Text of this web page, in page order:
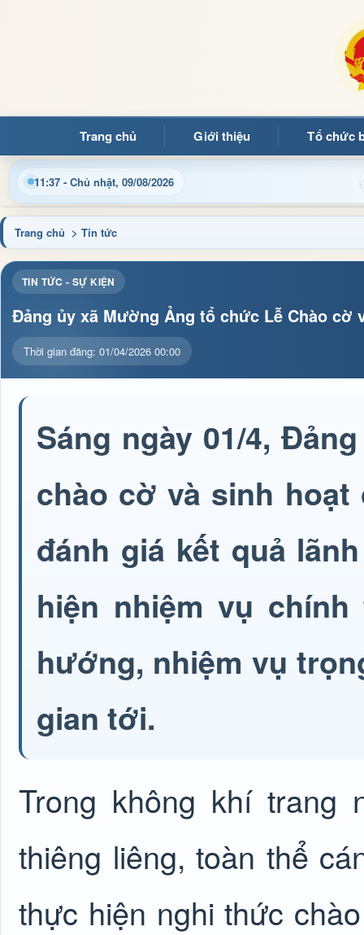
Trang chủ Giới thiệu Tổ chức
11:37 - Chủ nhật, 09/08/2026
Chào mừng quý bạn đọc đến với Trang thông tin điện
Trang chủ > Tin tức
TIN TỨC - SỰ KIỆN
Đảng ủy xã Mường Ảng tổ chức Lễ Chào cờ
Thời gian đăng: 01/04/2026 00:00
Sáng ngày 01/4,
chào cờ và sinh hoạt
đánh giá kết quả
hiện nhiệm vụ
hướng, nhiệm vụ
gian tới.
Trong không khí trang
thiêng liêng, toàn thể
thực hiện nghi thức